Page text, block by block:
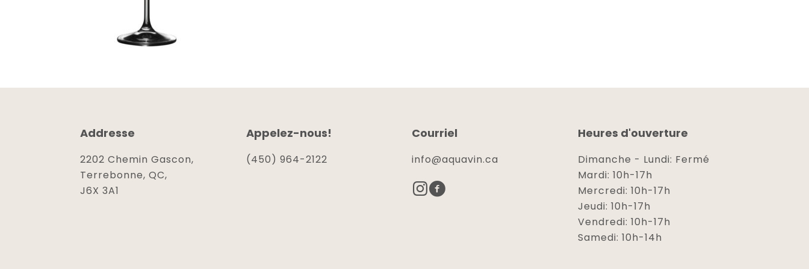
Addresse
2202 Chemin Gascon,
Terrebonne, QC,
J6X 3A1
Appelez-nous!
(450) 964-2122
Courriel
info@aquavin.ca
Heures d'ouverture
Dimanche - Lundi: Fermé
Mardi: 10h-17h
Mercredi: 10h-17h
Jeudi: 10h-17h
Vendredi: 10h-17h
Samedi: 10h-14h